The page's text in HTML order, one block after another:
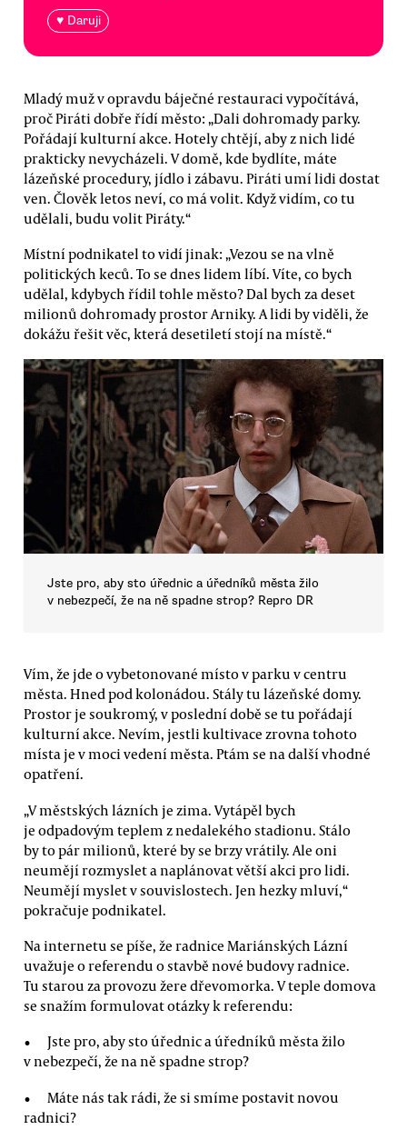
♥ Daruji
Mladý muž v opravdu báječné restauraci vypočítává,
proč Piráti dobře řídí město: „Dali dohromady parky.
Pořádají kulturní akce. Hotely chtějí, aby z nich lidé
prakticky nevycházeli. V domě, kde bydlíte, máte
lázeňské procedury, jídlo i zábavu. Piráti umí lidi dostat
ven. Člověk letos neví, co má volit. Když vidím, co tu
udělali, budu volit Piráty.“
Místní podnikatel to vidí jinak: „Vezou se na vlně
politických keců. To se dnes lidem líbí. Víte, co bych
udělal, kdybych řídil tohle město? Dal bych za deset
milionů dohromady prostor Arniky. A lidi by viděli, že
dokážu řešit věc, která desetiletí stojí na místě.“
Jste pro, aby sto úřednic a úředníků města žilo
v nebezpečí, že na ně spadne strop? Repro DR
Vím, že jde o vybetonované místo v parku v centru
města. Hned pod kolonádou. Stály tu lázeňské domy.
Prostor je soukromý, v poslední době se tu pořádají
kulturní akce. Nevím, jestli kultivace zrovna tohoto
místa je v moci vedení města. Ptám se na další vhodné
opatření.
„V městských lázních je zima. Vytápěl bych
je odpadovým teplem z nedalekého stadionu. Stálo
by to pár milionů, které by se brzy vrátily. Ale oni
neumějí rozmyslet a naplánovat větší akci pro lidi.
Neumějí myslet v souvislostech. Jen hezky mluví,“
pokračuje podnikatel.
Na internetu se píše, že radnice Mariánských Lázní
uvažuje o referendu o stavbě nové budovy radnice.
Tu starou za provozu žere dřevomorka. V teple domova
se snažím formulovat otázky k referendu:
Jste pro, aby sto úřednic a úředníků města žilo
v nebezpečí, že na ně spadne strop?
Máte nás tak rádi, že si smíme postavit novou
radnici?